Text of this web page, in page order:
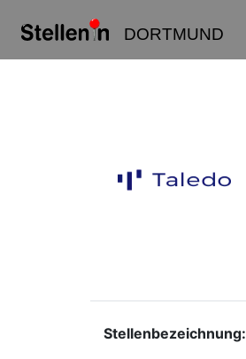
DORTMUND
Stellenbezeichnung: